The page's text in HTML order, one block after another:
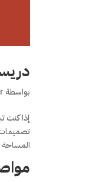
بواسطة
إذا كنت
المساحة